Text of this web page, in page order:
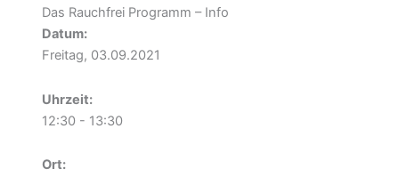
Das Rauchfrei Programm – Info
Datum:
Freitag, 03.09.2021
Uhrzeit:
12:30 - 13:30
Ort: